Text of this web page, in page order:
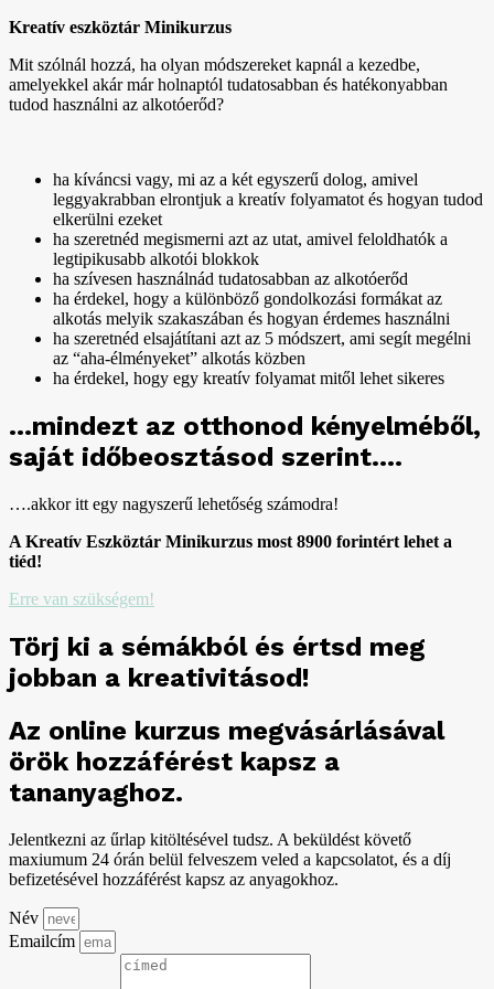
Kreatív eszköztár Minikurzus
Mit szólnál hozzá, ha olyan módszereket kapnál a kezedbe,
amelyekkel akár már holnaptól tudatosabban és hatékonyabban
tudod használni az alkotóerőd?
ha kíváncsi vagy, mi az a két egyszerű dolog, amivel
leggyakrabban elrontjuk a kreatív folyamatot és hogyan tudod
elkerülni ezeket
ha szeretnéd megismerni azt az utat, amivel feloldhatók a
legtipikusabb alkotói blokkok
ha szívesen használnád tudatosabban az alkotóerőd
ha érdekel, hogy a különböző gondolkozási formákat az
alkotás melyik szakaszában és hogyan érdemes használni
ha szeretnéd elsajátítani azt az 5 módszert, ami segít megélni
az “aha-élményeket” alkotás közben
ha érdekel, hogy egy kreatív folyamat mitől lehet sikeres
...mindezt az otthonod kényelméből,
saját időbeosztásod szerint....
….akkor itt egy nagyszerű lehetőség számodra!
A Kreatív Eszköztár Minikurzus most 8900 forintért lehet a
tiéd!
Erre van szükségem!
Törj ki a sémákból és értsd meg
jobban a kreativitásod!
Az online kurzus megvásárlásával
örök hozzáférést kapsz a
tananyaghoz.
Jelentkezni az űrlap kitöltésével tudsz. A beküldést követő
maxiumum 24 órán belül felveszem veled a kapcsolatot, és a díj
befizetésével hozzáférést kapsz az anyagokhoz.
Név
Emailcím